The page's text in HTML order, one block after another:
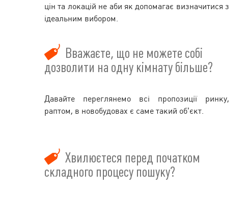
цін та локацій не аби як допомагає визначитися з
ідеальним вибором.
Вважаєте, що не можете собі
дозволити на одну кімнату більше?
Давайте переглянемо всі пропозиції ринку,
раптом, в новобудовах є саме такий об’єкт.
Хвилюєтеся перед початком
складного процесу пошуку?